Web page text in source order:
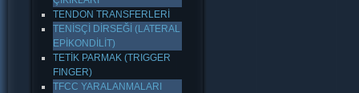
TENDON TRANSFERLERİ
TENİSÇİ DİRSEĞİ (LATERAL
EPİKONDİLİT)
TETİK PARMAK (TRIGGER
FINGER)
TFCC YARALANMALARI